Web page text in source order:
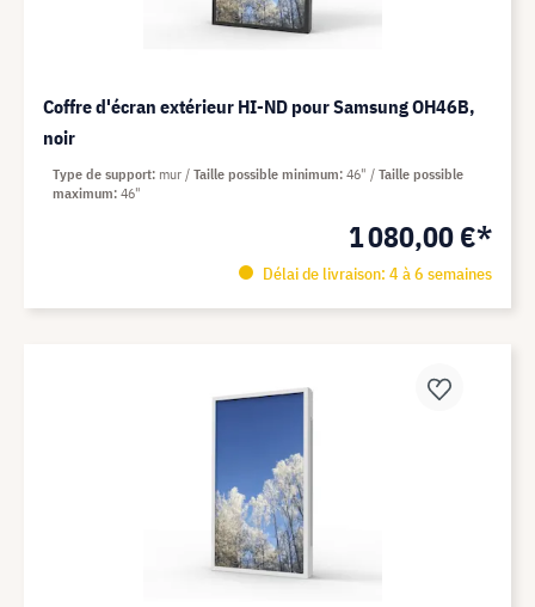
Coffre d'écran extérieur HI-ND pour Samsung OH46B,
noir
1 080,00 €*
Délai de livraison: 4 à 6 semaines
Type de support mur Taille possible minimum 46"
Taille possible
maximum 46"